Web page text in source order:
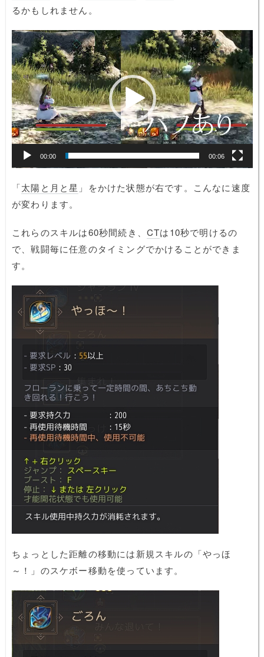
るかもしれません。
動
画
プ
レ
ー
ヤ
ー
00:00 00:06
「太陽と月と星 」をかけた状態が右です。こんなに速度
が変わります。
これらのスキルは60秒間続き、 CTは10秒で明けるの
で、戦闘毎に任意のタイミングでかけることができま
す。
ちょっとした距離の移動には新規スキルの「やっほ
～！」のスケボー移動を使っています。